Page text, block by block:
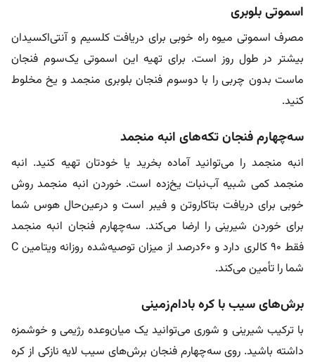
اسموتی بلوبری
مصرف اسموتی میوه راه خوبی برای دریافت کلسیم و آنتی‌اکسیدان
بیشتر در طول روز است. برای تهیه این اسموتی یک‌سوم فنجان
ماست بدون چربی را با دو‌سوم فنجان بلوبری منجمد و یخ مخلوط
کنید.
سه‌چهارم فنجان تکه‌های انبه منجمد
انبه منجمد را می‌توانید آماده بخرید یا خودتان تهیه کنید. انبه
منجمد کمی شبیه آب‌نبات یخ‌زده است. خوردن انبه منجمد روش
خوبی برای دریافت بتاکاروتن و فیبر است و در‌عین‌حال هوس شما
برای خوردن شیرینی را ارضا می‌کند. سه‌چهارم فنجان انبه منجمد
فقط ۹۰ کالری دارد و ۶۰درصد از میزان توصیه‌شده روزانه ویتامین C
شما را تأمین می‌کند.
برش‌های سیب با کره بادام‌زمینی
با ترکیب شیرینی و شوری می‌توانید یک میان‌وعده رژیمی و خوشمزه
داشته باشید. روی سه‌چهارم فنجان برش‌های سیب لایه نازکی از کره